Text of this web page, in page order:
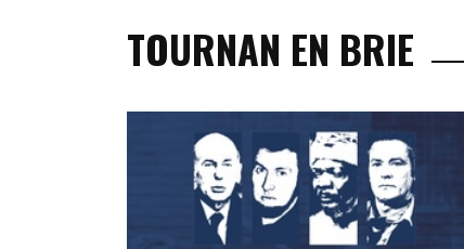
TOURNAN EN BRIE